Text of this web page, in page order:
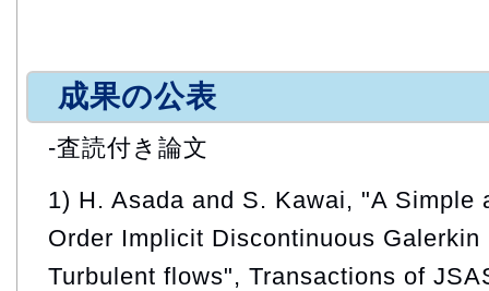
成果の公表
-査読付き論文
1) H. Asada and S. Kawai, "A Simple
Order Implicit Discontinuous
Turbulent flows", Transactions of